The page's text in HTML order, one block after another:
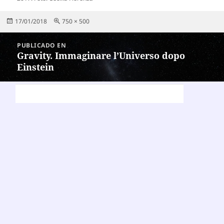
Publicado
17/01/2018
Tamaño
750 × 500
Navegación
de
entradas
PUBLICADO EN
Gravity. Immaginare l’Universo dopo
Einstein